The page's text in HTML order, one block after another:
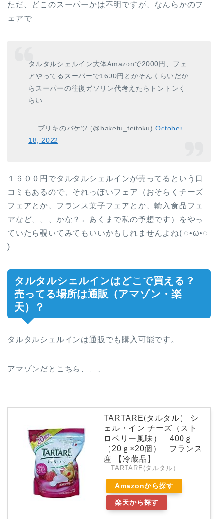
ただ、どこのスーパーかは不明ですが、なんらかのフ
ェアで
タルタルシェルイン大体Amazonで2000円、フェ
アやってるスーパーで1600円とかそんくらいだか
らスーパーの往復ガソリン代考えたらトントンく
らい
— ブリキのバケツ (@baketu_teitoku)October
18, 2022
１６００円でタルタルシェルインが売ってるという口
コミもあるので、それっぽいフェア（おそらくチーズ
フェアとか、フランス菓子フェアとか、輸入食品フェ
アなど、、、かな？←あくまで私の予想です）をやっ
ていたら覗いてみてもいいかもしれませんよね( ◌•ω•◌
)
タルタルシェルインはどこで買える？
売ってる場所は通販（アマゾン・楽
天）？
タルタルシェルインは通販でも購入可能です。
アマゾンだとこちら、、、
TARTARE(タルタル） シ
ェル・イン チーズ（スト
ロベリー風味） 400ｇ
（20ｇ×20個） フランス
産 【冷蔵品】
TARTARE(タルタル）
Amazonから探す
楽天から探す